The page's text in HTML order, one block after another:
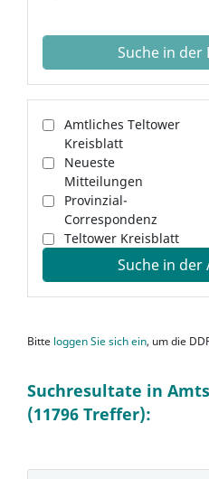
Suche in der
Amtliches Teltower
Kreisblatt
Neueste
Mitteilungen
Provinzial-
Correspondenz
Teltower Kreisblatt
Suche in der
Bitte loggen Sie sich ein, um die
Suchresultate in
(11796 Treffer):